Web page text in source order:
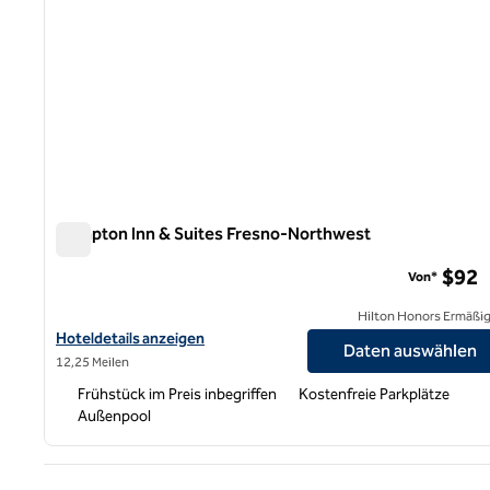
Hampton Inn & Suites Fresno-Northwest
Hoteldetails für Hampton Inn & Suites Fresno-Northwest
Hoteldetails anzeigen
12,25 Meilen
Von* $92
Hilton Honors
Daten auswählen
Frühstück im Preis inbegriffen
Kostenfreie Parkplätze
Außenpool